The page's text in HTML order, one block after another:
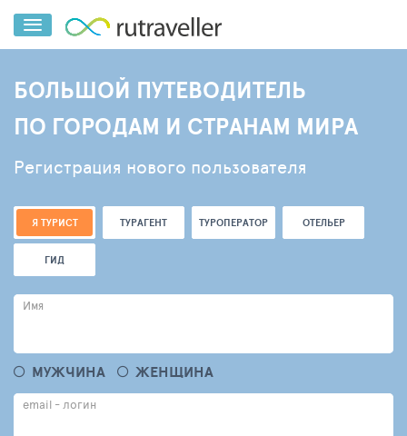
БОЛЬШОЙ ПУТЕВОДИТЕЛЬ
ПО ГОРОДАМ И СТРАНАМ МИРА
Регистрация нового пользователя
Я ТУРИСТ ТУРАГЕНТ ТУРОПЕРАТОР ОТЕЛЬЕР
ГИД
Имя
МУЖЧИНА ЖЕНЩИНА
email - логин